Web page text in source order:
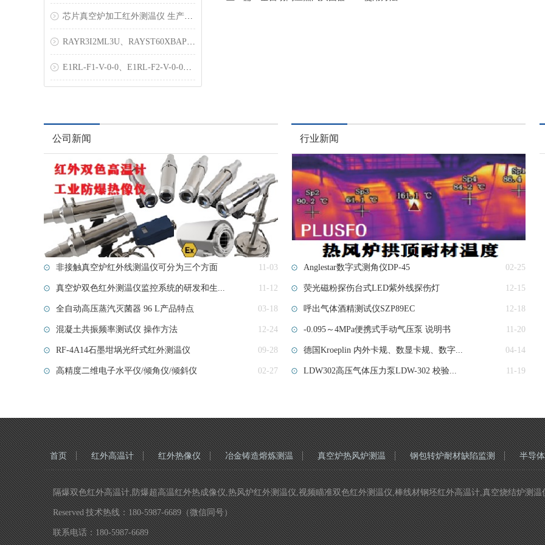
芯片真空炉加工红外测温仪 生产工艺
RAYR3I2ML3U、RAYST60XBAP、RAYMXZTDUVB
E1RL-F1-V-0-0、E1RL-F2-V-0-0高温红外测温仪
公司新闻
非接触真空炉红外线测温仪可分为三个方面 11-03
真空炉双色红外测温仪监控系统的研发和生... 11-12
全自动高压蒸汽灭菌器 96 L产品特点 03-18
混凝土共振频率测试仪 操作方法 12-24
RF-4A14石墨坩埚光纤式红外测温仪 09-28
高精度二维电子水平仪/倾角仪/倾斜仪 02-27
行业新闻
Anglestar数字式测角仪DP-45 02-25
荧光磁粉探伤台式LED紫外线探伤灯 12-15
呼出气体酒精测试仪SZP89EC 12-18
-0.095～4MPa便携式手动气压泵 说明书 11-20
德国Kroeplin 内外卡规、数显卡规、数字... 04-14
LDW302高压气体压力泵LDW-302 校验... 11-19
首页 红外高温计 红外热像仪 冶金铸造熔炼测温 真空炉热风炉测温 钢包转炉耐材缺陷监测 半导
隔爆双色红外高温计,防爆超高温红外热成像仪,热风炉红外测温仪,视频瞄准双色红外测温仪,棒线材钢坯红外高温计,真空烧结炉测
Reserved 技术热线：180-5987-6689（微信同号）
联系电话：180-5987-6689